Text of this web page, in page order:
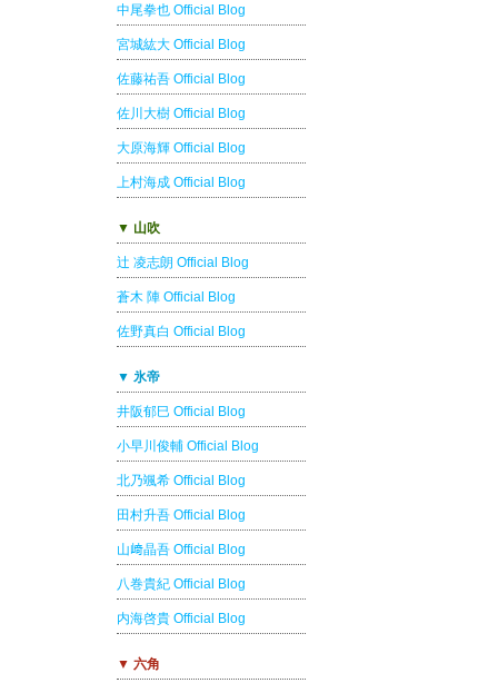
中尾拳也 Official Blog
宮城紘大 Official Blog
佐藤祐吾 Official Blog
佐川大樹 Official Blog
大原海輝 Official Blog
上村海成 Official Blog
▼ 山吹
辻 凌志朗 Official Blog
蒼木 陣 Official Blog
佐野真白 Official Blog
▼ 氷帝
井阪郁巳 Official Blog
小早川俊輔 Official Blog
北乃颯希 Official Blog
田村升吾 Official Blog
山﨑晶吾 Official Blog
八巻貴紀 Official Blog
内海啓貴 Official Blog
▼ 六角